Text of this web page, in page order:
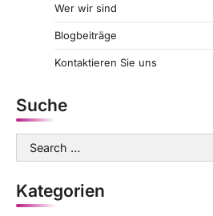
a
g
a
Wer wir sind
Blogbeiträge
Kontaktieren Sie uns
Suche
Search
for:
Kategorien